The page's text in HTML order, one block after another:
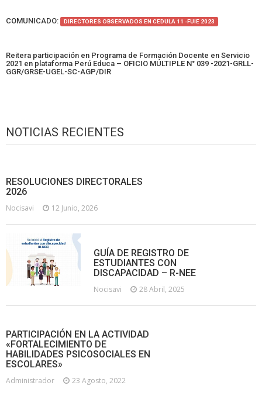
COMUNICADO: DIRECTORES OBSERVADOS EN CEDULA 11 -FUIE 2023
Reitera participación en Programa de Formación Docente en Servicio
2021 en plataforma Perú Educa – OFICIO MÚLTIPLE N° 039 -2021-GRLL-
GGR/GRSE-UGEL-SC-AGP/DIR
NOTICIAS RECIENTES
RESOLUCIONES DIRECTORALES
2026
Nocisavi 12 Junio, 2026
GUÍA DE REGISTRO DE
ESTUDIANTES CON
DISCAPACIDAD – R-NEE
Nocisavi 28 Abril, 2025
PARTICIPACIÓN EN LA ACTIVIDAD
«FORTALECIMIENTO DE
HABILIDADES PSICOSOCIALES EN
ESCOLARES»
Administrador 23 Agosto, 2022